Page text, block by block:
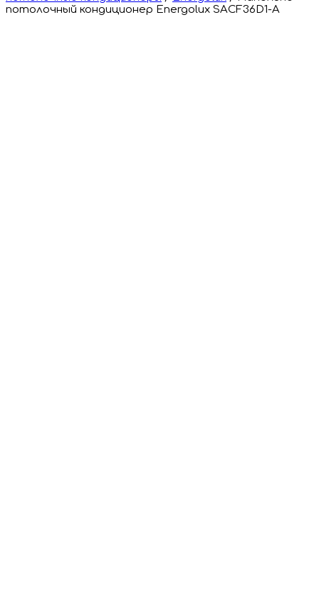
потолочный кондиционер Energolux SACF36D1-A